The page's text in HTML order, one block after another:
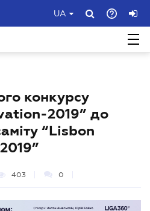
UA
конкурсу
2019” до
“Lisbon
403 0